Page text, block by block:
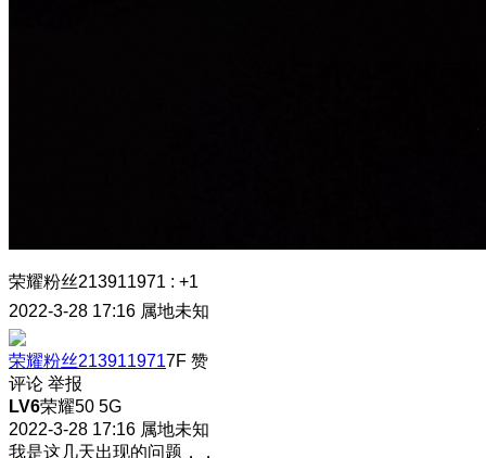
荣耀粉丝213911971 : +1
2022-3-28 17:16 属地未知
荣耀粉丝2139119717F 赞
评论 举报
LV6荣耀50 5G
2022-3-28 17:16 属地未知
我是这几天出现的问题，，